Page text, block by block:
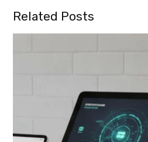
Related Posts